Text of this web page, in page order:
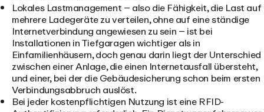
Lokales Lastmanagement– also die Fähigkeit, die Last auf
mehrere Ladegeräte zu verteilen, ohne auf eine ständige
Internetverbindung angewiesen zu sein – ist bei
Installationen in Tiefgaragen wichtiger als in
Einfamilienhäusern, doch genau darin liegt der Unterschied
zwischen einer Anlage, die einen Internetausfall übersteht,
und einer, bei der die Gebäudesicherung schon beim ersten
Verbindungsabbruch auslöst.
Bei jeder kostenpflichtigen Nutzung isteine RFID-